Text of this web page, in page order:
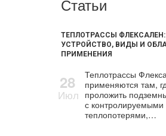
Статьи
ТЕПЛОТРАССЫ ФЛЕКСАЛЕН:
УСТРОЙСТВО, ВИДЫ И
ПРИМЕНЕНИЯ
28
Июл
Теплотрассы
применяются там,
проложить
с контролируемыми
теплопотерями,…